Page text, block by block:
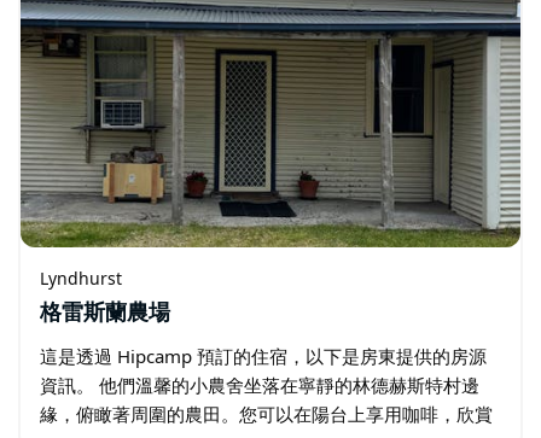
Lyndhurst
格雷斯蘭農場
這是透過 Hipcamp 預訂的住宿，以下是房東提供的房源
資訊。 他們溫馨的小農舍坐落在寧靜的林德赫斯特村邊
緣，俯瞰著周圍的農田。您可以在陽台上享用咖啡，欣賞